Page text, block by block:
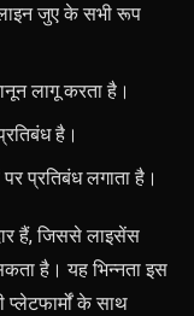
जुए के सभी रूप
लागू करता है।
है।
प्रतिबंध लगाता है।
हैं, जिससे लाइसेंस
है। यह भिन्नता इस
के साथ